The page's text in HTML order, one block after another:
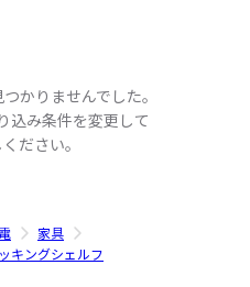
かりませんでした。
込み条件を変更して
ださい。
家具
キングシェルフ